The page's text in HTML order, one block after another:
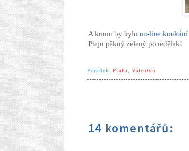
A komu by bylo on-line koukání
Přeju pěkný zelený ponedělek!
Pořádek: Praha Valentýn
14 komentářů: